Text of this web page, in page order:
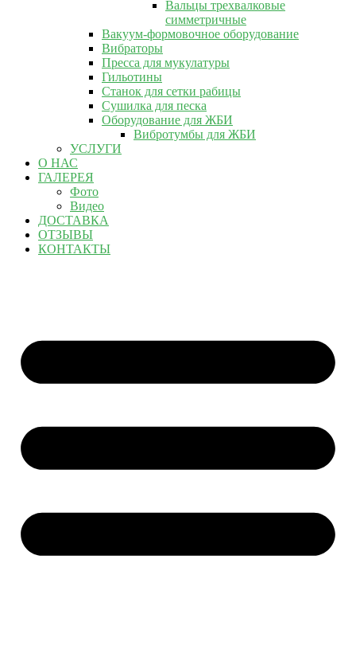
Вальцы трехвалковые
симметричные
Вакуум-формовочное оборудование
Вибраторы
Пресса для мукулатуры
Гильотины
Станок для сетки рабицы
Сушилка для песка
Оборудование для ЖБИ
Вибротумбы для ЖБИ
УСЛУГИ
О НАС
ГАЛЕРЕЯ
Фото
Видео
ДОСТАВКА
ОТЗЫВЫ
КОНТАКТЫ